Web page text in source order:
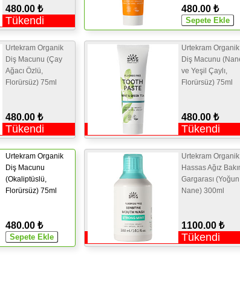
480.00 ₺
Tükendi
480.00 ₺
Urtekram Organik
Diş Macunu (Çay
Ağacı Özlü,
Florürsüz) 75ml
480.00 ₺
Tükendi
Urtekram Organik
Diş Macunu
ve Yeşil Çaylı,
Florürsüz) 75ml
480.00 ₺
Tükendi
Urtekram Organik
Diş Macunu
(Okaliptüslü,
Florürsüz) 75ml
480.00 ₺
Urtekram Organik
Hassas Ağız
Gargarası (Yoğun
Nane) 300ml
1100.00 ₺
Tükendi